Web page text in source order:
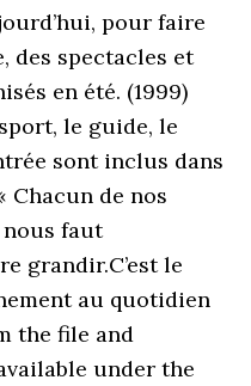
pour faire
des spectacles et
en été. (1999)
le guide, le
sont inclus dans
Chacun de nos
nous faut
grandir.C’est le
au quotidien
the file and
under the